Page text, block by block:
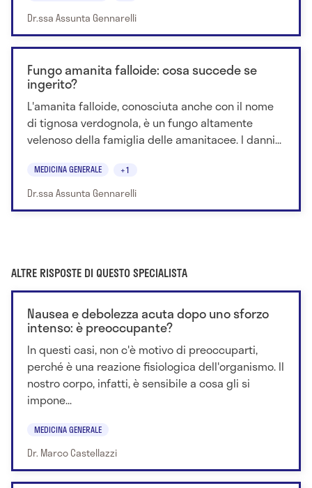
Dr.ssa Assunta Gennarelli
Fungo amanita falloide: cosa succede se
ingerito?
L'amanita falloide, conosciuta anche con il nome
di tignosa verdognola, è un fungo altamente
velenoso della famiglia delle amanitacee. I danni...
MEDICINA GENERALE +1
Dr.ssa Assunta Gennarelli
ALTRE RISPOSTE DI QUESTO SPECIALISTA
Nausea e debolezza acuta dopo uno sforzo
intenso: è preoccupante?
In questi casi, non c'è motivo di preoccuparti,
perché è una reazione fisiologica dell'organismo. Il
nostro corpo, infatti, è sensibile a cosa gli si
impone...
MEDICINA GENERALE
Dr. Marco Castellazzi